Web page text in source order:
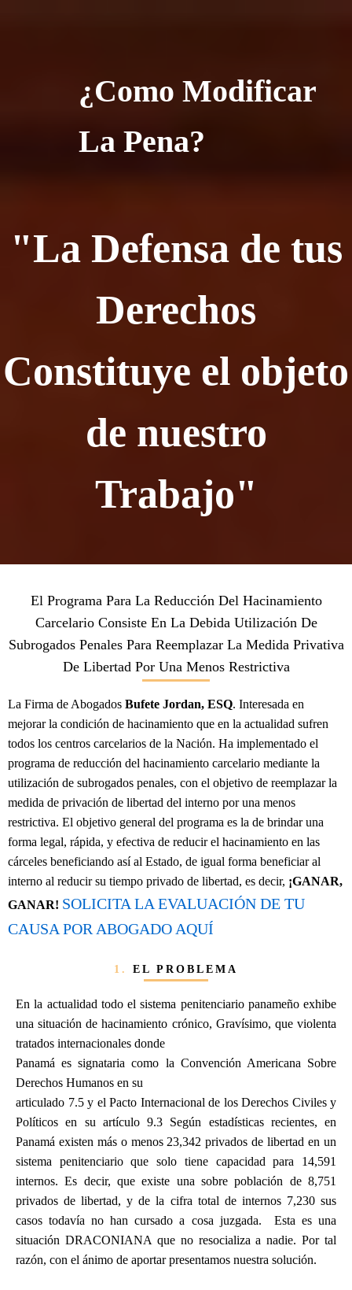
¿Como Modificar
La Pena?
"La Defensa de tus
Derechos
Constituye el objeto
de nuestro
Trabajo"
El Programa Para La Reducción Del Hacinamiento
Carcelario Consiste En La Debida Utilización De
Subrogados Penales Para Reemplazar La Medida Privativa
De Libertad Por Una Menos Restrictiva
La Firma de Abogados Bufete Jordan, ESQ. Interesada en
mejorar la condición de hacinamiento que en la actualidad sufren
todos los centros carcelarios de la Nación. Ha implementado el
programa de reducción del hacinamiento carcelario mediante la
utilización de subrogados penales, con el objetivo de reemplazar la
medida de privación de libertad del interno por una menos
restrictiva. El objetivo general del programa es la de brindar una
forma legal, rápida, y efectiva de reducir el hacinamiento en las
cárceles beneficiando así al Estado, de igual forma beneficiar al
interno al reducir su tiempo privado de libertad, es decir, ¡GANAR,
GANAR! SOLICITA LA EVALUACIÓN DE TU
CAUSA POR ABOGADO AQUÍ
1. EL PROBLEMA
En la actualidad todo el sistema penitenciario panameño exhibe
una situación de hacinamiento crónico, Gravísimo, que violenta
tratados internacionales donde
Panamá es signataria como la Convención Americana Sobre
Derechos Humanos en su
articulado 7.5 y el Pacto Internacional de los Derechos Civiles y
Políticos en su artículo 9.3 Según estadísticas recientes, en
Panamá existen más o menos 23,342 privados de libertad en un
sistema penitenciario que solo tiene capacidad para 14,591
internos. Es decir, que existe una sobre población de 8,751
privados de libertad, y de la cifra total de internos 7,230 sus
casos todavía no han cursado a cosa juzgada. Esta es una
situación DRACONIANA que no resocializa a nadie. Por tal
razón, con el ánimo de aportar presentamos nuestra solución.